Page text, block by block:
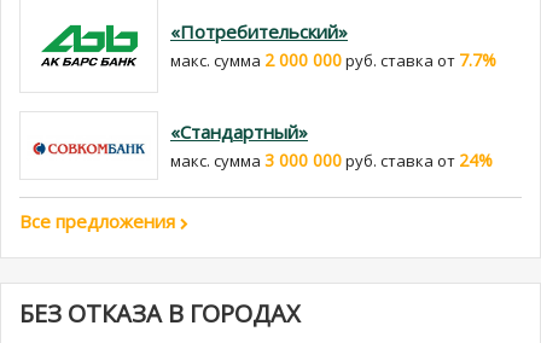
«Потребительский»
макс. сумма 2 000 000руб. cтавка от 7.7%
«Стандартный»
макс. сумма 3 000 000руб. cтавка от 24%
Все предложения
БЕЗ ОТКАЗА В ГОРОДАХ